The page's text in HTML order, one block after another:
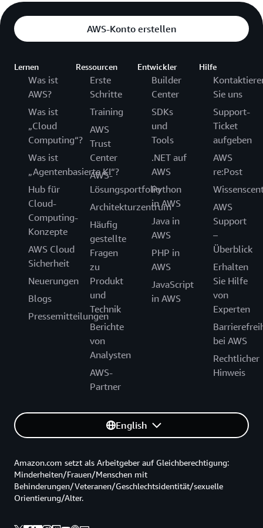
AWS-Konto erstellen
Lernen
Was ist
AWS?
Was ist
„Cloud
Computing“?
Was ist
„Agentenbasierte KI“?
Hub für
Cloud-
Computing-
Konzepte
AWS Cloud
Sicherheit
Neuerungen
Blogs
Pressemitteilungen
Ressourcen
Erste
Schritte
Training
AWS
Trust
Center
AWS-
Lösungsportfolio
Architekturzentrum
Häufig
gestellte
Fragen
zu
Produkt
und
Technik
Berichte
von
Analysten
AWS-
Partner
Entwickler
Builder
Center
SDKs
und
Tools
.NET auf
AWS
Python
in AWS
Java in
AWS
PHP in
AWS
JavaScript
in AWS
Hilfe
Sie uns
Support-
Ticket
aufgeben
AWS
re:Post
AWS
Support
–
Überblick
Erhalten
Sie Hilfe
von
Experten
bei AWS
Rechtlicher
Hinweis
English
Amazon.com setzt als Arbeitgeber auf Gleichberechtigung:
Minderheiten/Frauen/Menschen mit
Behinderungen/Veteranen/Geschlechtsidentität/sexuelle
Orientierung/Alter.